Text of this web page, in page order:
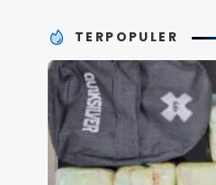
TERPOPULER